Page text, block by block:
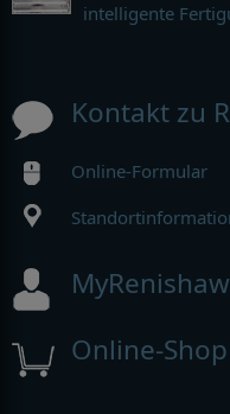
intelligente
Kontakt zu
Online-Formular
MyRenishaw
Online-Shop